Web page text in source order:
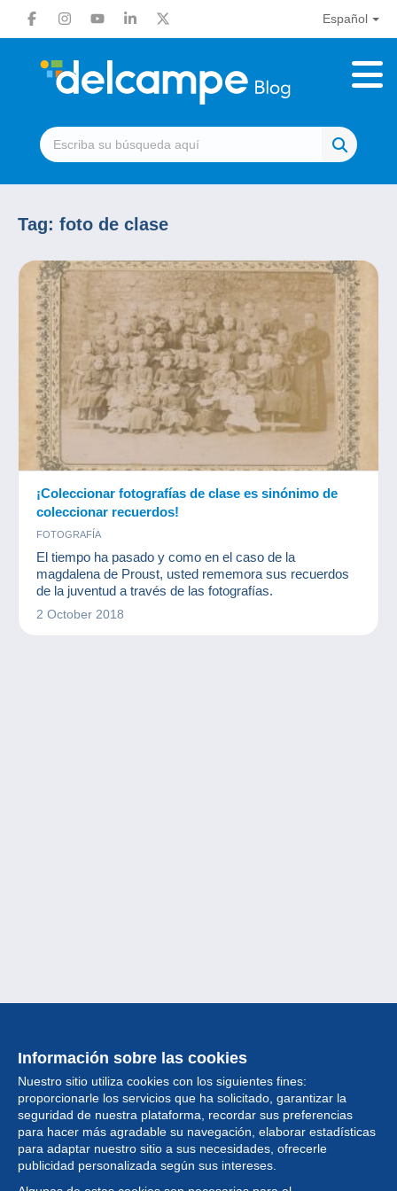
Español
Tag: foto de clase
¡Coleccionar fotografías de clase es sinónimo de
coleccionar recuerdos!
FOTOGRAFÍA
El tiempo ha pasado y como en el caso de la
magdalena de Proust, usted rememora sus recuerdos
de la juventud a través de las fotografías.
2 October 2018
Información sobre las cookies
Nuestro sitio utiliza cookies con los siguientes fines:
proporcionarle los servicios que ha solicitado, garantizar la
seguridad de nuestra plataforma, recordar sus preferencias
para hacer más agradable su navegación, elaborar estadísticas
para adaptar nuestro sitio a sus necesidades, ofrecerle
publicidad personalizada según sus intereses.
Colección